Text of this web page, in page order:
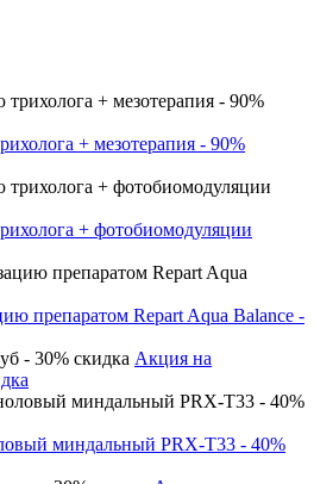
+ мезотерапия - 90%
+ фотобиомодуляции
препаратом Repart Aqua Balance -
Акция на
миндальный PRX-T33 - 40%